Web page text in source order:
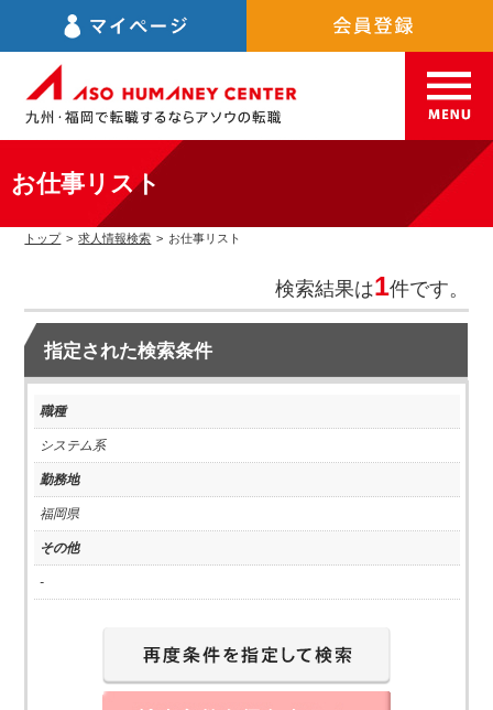
お仕事リスト
トップ > 求人情報検索 > お仕事リスト
検索結果は1件です。
指定された検索条件
職種
システム系
勤務地
福岡県
その他
-